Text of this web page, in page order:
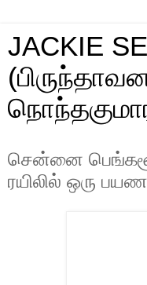
JACKIE
சென்னை
ரயிலில் ஒரு